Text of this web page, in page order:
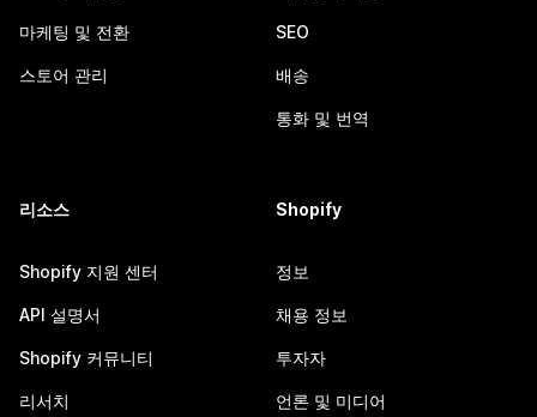
마케팅 및 전환
스토어 관리
SEO
배송
통화 및 번역
리소스
Shopify 지원 센터
API 설명서
Shopify 커뮤니티
리서치
Shopify
정보
채용 정보
투자자
언론 및 미디어